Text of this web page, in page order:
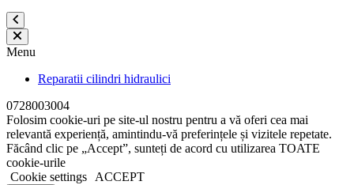
Menu
Reparatii cilindri hidraulici
0728003004
Folosim cookie-uri pe site-ul nostru pentru a vă oferi cea mai
relevantă experiență, amintindu-vă preferințele și vizitele repetate.
Făcând clic pe „Accept”, sunteți de acord cu utilizarea TOATE
cookie-urile
Cookie settings
ACCEPT